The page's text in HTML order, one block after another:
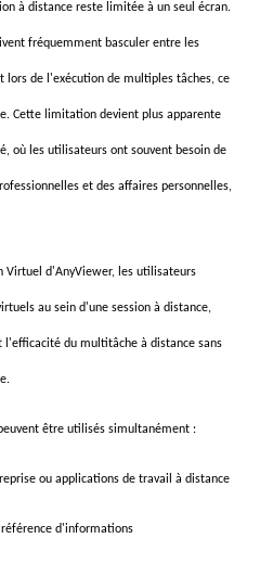
à distance reste limitée à un seul écran.
fréquemment basculer entre les
lors de l'exécution de multiples tâches, ce
Cette limitation devient plus apparente
où les utilisateurs ont souvent besoin de
et des affaires personnelles,
Virtuel d'AnyViewer, les utilisateurs
au sein d'une session à distance,
du multitâche à distance sans
être utilisés simultanément :
ou applications de travail à distance
référence d'informations